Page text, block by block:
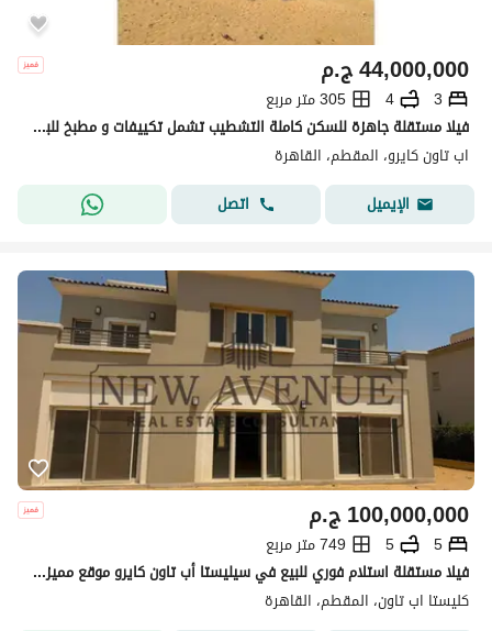
ج.م44,000,000
3
4
305 متر مربع
فيلا مستقلة جاهزة للسكن كاملة التشطيب تشمل تكييفات و مطبخ للبيع في أب تاون كايرو المقطم Uptown Cairo من تطوير إعمار مصر
اب تاون كايرو، المقطم، القاهرة
الإيميل
اتصل
ج.م100,000,000
5
5
749 متر مربع
فيلا مستقلة استلام فوري للبيع في سيليستا أب تاون كايرو موقع مميز جدًا أول صف جولف بإطلالة بانورامية مباشرة على ملعب الجولف
كليستا اب تاون، المقطم، القاهرة